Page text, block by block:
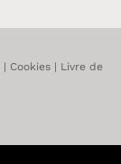
Cookies
Livre de